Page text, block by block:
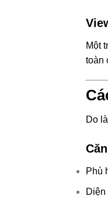
Một
toàn
Do
Phù
Diện